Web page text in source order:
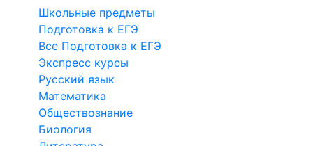
Школьные предметы
Подготовка к ЕГЭ
Все Подготовка к ЕГЭ
Экспресс курсы
Русский язык
Математика
Обществознание
Биология